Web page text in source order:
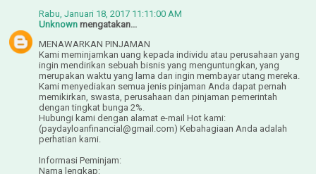
Rabu, Januari 18, 2017 11:11:00 AM
Unknown mengatakan...
MENAWARKAN PINJAMAN
Kami meminjamkan uang kepada individu atau perusahaan yang
ingin mendirikan sebuah bisnis yang menguntungkan, yang
merupakan waktu yang lama dan ingin membayar utang mereka.
Kami menyediakan semua jenis pinjaman Anda dapat pernah
memikirkan, swasta, perusahaan dan pinjaman pemerintah
dengan tingkat bunga 2%.
Hubungi kami dengan alamat e-mail Hot kami:
(paydayloanfinancial@gmail.com) Kebahagiaan Anda adalah
perhatian kami.
Informasi Peminjam:
Nama lengkap: _______________